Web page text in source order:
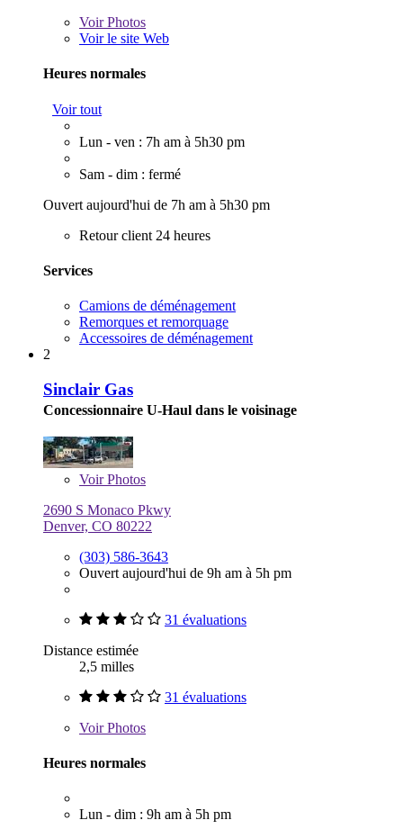
VoirPhotos
Voir le site Web
Heures normales
Voir tout
Lun - ven : 7h am à 5h30 pm
Sam - dim : fermé
Ouvert aujourd'hui de 7h am à 5h30 pm
Retour client 24 heures
Services
Camions de déménagement
Remorques et remorquage
Accessoires de déménagement
2
Sinclair Gas
Concessionnaire U-Haul dans le voisinage
VoirPhotos
2690 S Monaco Pkwy
Denver, CO 80222
(303) 586-3643
Ouvert aujourd'hui de 9h am à 5h pm
31 évaluations
Distance estimée
2,5 milles
31 évaluations
VoirPhotos
Heures normales
Lun - dim : 9h am à 5h pm